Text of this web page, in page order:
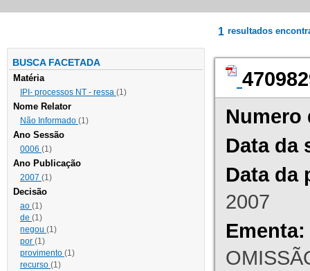
BUSCA FACETADA
Matéria
IPI- processos NT - ressa (1)
Nome Relator
Não Informado (1)
Ano Sessão
0006 (1)
Ano Publicação
2007 (1)
Decisão
ao (1)
de (1)
negou (1)
por (1)
provimento (1)
recurso (1)
1 resultados
Numero
Data da
Data da
2007
Ementa: